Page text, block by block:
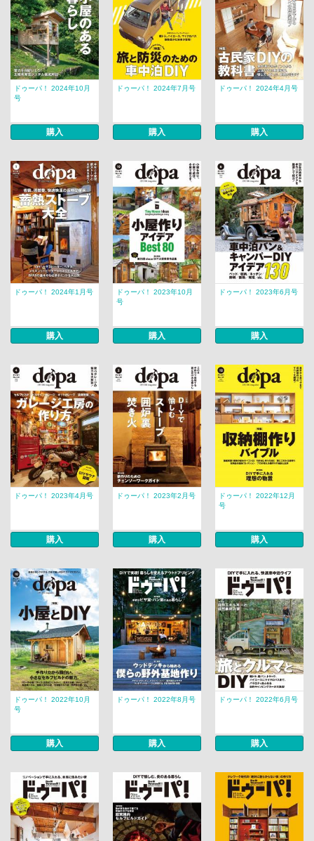
ドゥーパ！ 2024年10月
号
購入
ドゥーパ！ 2024年7月号
購入
ドゥーパ！ 2024年4月号
購入
ドゥーパ！ 2024年1月号
購入
ドゥーパ！ 2023年10月
号
購入
ドゥーパ！ 2023年6月号
購入
ドゥーパ！ 2023年4月号
購入
ドゥーパ！ 2023年2月号
購入
ドゥーパ！ 2022年12月
号
購入
ドゥーパ！ 2022年10月
号
購入
ドゥーパ！ 2022年8月号
購入
ドゥーパ！ 2022年6月号
購入